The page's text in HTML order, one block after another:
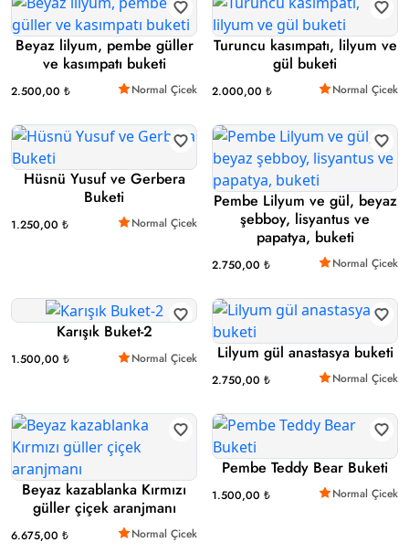
Beyaz lilyum, pembe güller
ve kasımpatı buketi
2.500,00 ₺ Normal Çicek
Turuncu kasımpatı, lilyum ve
gül buketi
2.000,00 ₺ Normal Çicek
Hüsnü Yusuf ve Gerbera
Buketi
1.250,00 ₺ Normal Çicek
Pembe Lilyum ve gül, beyaz
şebboy, lisyantus ve
papatya, buketi
2.750,00 ₺ Normal Çicek
Karışık Buket-2
1.500,00 ₺ Normal Çicek Lilyum gül anastasya buketi
2.750,00 ₺ Normal Çicek
Beyaz kazablanka Kırmızı
güller çiçek aranjmanı
6.675,00 ₺ Normal Çicek
Pembe Teddy Bear Buketi
1.500,00 ₺ Normal Çicek